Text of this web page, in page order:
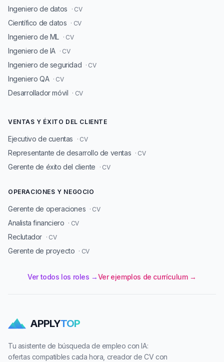
Ingeniero de datos · CV
Científico de datos · CV
Ingeniero de ML · CV
Ingeniero de IA · CV
Ingeniero de seguridad · CV
Ingeniero QA · CV
Desarrollador móvil · CV
VENTAS Y ÉXITO DEL CLIENTE
Ejecutivo de cuentas · CV
Representante de desarrollo de ventas · CV
Gerente de éxito del cliente · CV
OPERACIONES Y NEGOCIO
Gerente de operaciones · CV
Analista financiero · CV
Reclutador · CV
Gerente de proyecto · CV
Ver todos los roles →Ver ejemplos de currículum →
APPLYTOP
Tu asistente de búsqueda de empleo con IA:
ofertas compatibles cada hora, creador de CV con